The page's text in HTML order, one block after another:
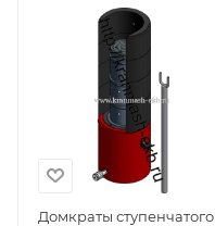
Домкраты ступенчатого